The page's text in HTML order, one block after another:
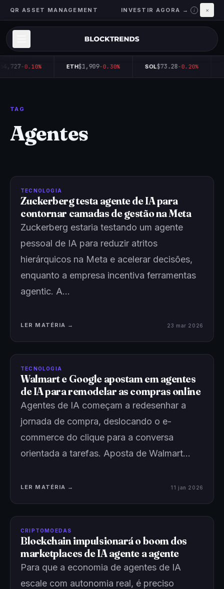
QR ASSET MANAGEMENT INVESTIR AGORA → i ×
-0.10% ETH$1,909-0.30% SOL$73.28-0.20%
TAG
Agentes
TECNOLOGIA
Zuckerberg testa agente de IA para
contornar camadas de gestão na Meta
Zuckerberg estaria testando um agente
pessoal de IA para reduzir atritos
hierárquicos na Meta e acelerar decisões,
enquanto a empresa incentiva ferramentas
agentic. A…
LER MATÉRIA → 23 mar 2026
TECNOLOGIA
Walmart e Google apostam em agentes
de IA para remodelar as compras online
Agentes de IA começam a redesenhar a
jornada de compra, deslocando o e-
commerce do clique para a conversa
orientada a tarefas. Aposta de Walmart…
LER MATÉRIA → 11 jan 2026
CRIPTOMOEDAS
Blockchain impulsionará o boom dos
marketplaces de IA agente a agente
Para que a economia de agentes de IA
escale com autonomia real, é preciso